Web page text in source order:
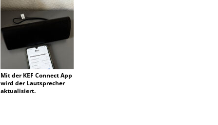
Mit der KEF Connect App
wird der Lautsprecher
aktualisiert.